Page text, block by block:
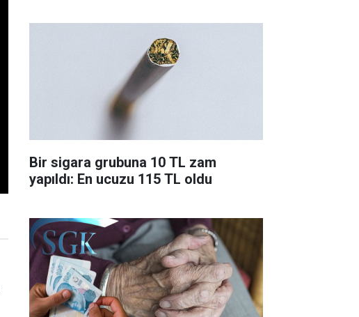
Bir sigara grubuna 10 TL zam
yapıldı: En ucuzu 115 TL oldu